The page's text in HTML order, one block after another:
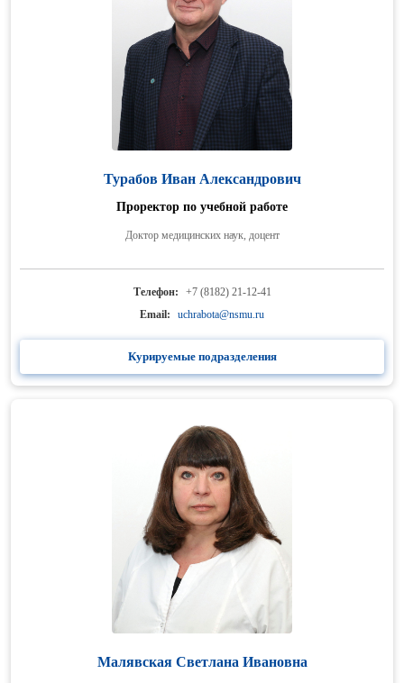
Турабов Иван Александрович
Проректор по учебной работе
Доктор медицинских наук, доцент
Телефон:
+7 (8182) 21-12-41
Email:
uchrabota@nsmu.ru
Курируемые подразделения
Малявская Светлана Ивановна